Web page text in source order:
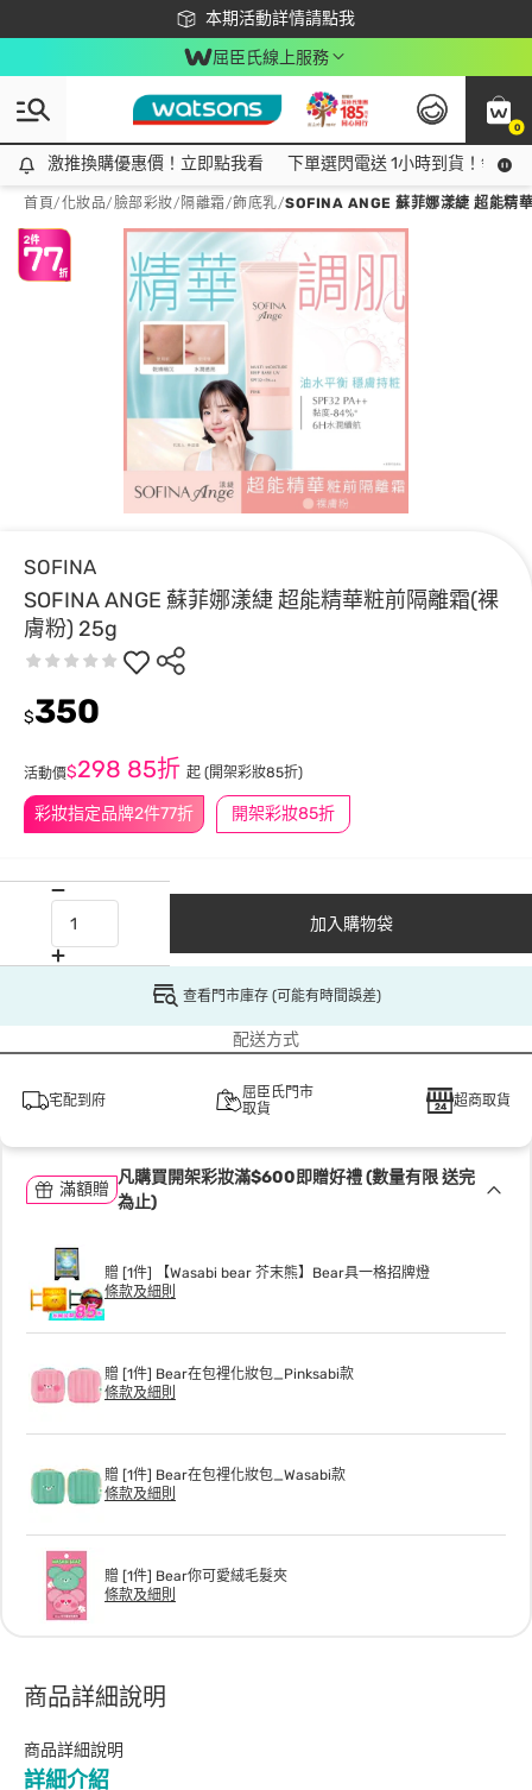
本期活動詳情請點我
下載app最高回饋$350
屈臣氏線上服務
0
激推換購優惠價！立即點我看
激推換購優惠價！立即點我看 下單選閃電送 1小時到貨！領神
首頁/化妝品/臉部彩妝/ 隔離霜/飾底乳/SOFINA ANGE 蘇菲娜漾緁 超能精
SOFINA
SOFINA ANGE 蘇菲娜漾緁 超能精華粧前隔離霜(裸
膚粉) 25g
彩妝指定品牌2件77折 開架彩妝85折
$350
活動價$298 85折 起 (開架彩妝85折)
加入購物袋
查看門市庫存 (可能有時間誤差)
配送方式
宅配到府
屈臣氏門市
取貨
超商取貨
滿額贈
凡購買開架彩妝滿$600即贈好禮 (數量有限 送完
為止)
贈 [1件] 【Wasabi bear 芥末熊】Bear具一格招牌燈
條款及細則
贈 [1件] Bear在包裡化妝包_Pinksabi款
條款及細則
贈 [1件] Bear在包裡化妝包_Wasabi款
條款及細則
贈 [1件] Bear你可愛絨毛髮夾
條款及細則
商品詳細說明
商品詳細說明
詳細介紹